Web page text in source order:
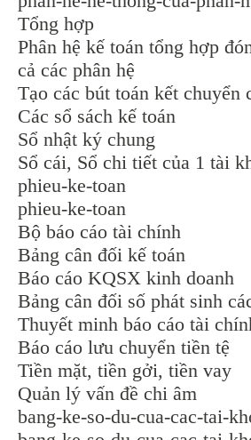
Tổng hợp
Phân hệ kế toán tổng hợp
cả các phân hệ
Tạo các bút toán kết chuyển
Các sổ sách kế toán
Sổ nhật ký chung
Sổ cái, Sổ chi tiết của 1 tài
phieu-ke-toan
phieu-ke-toan
Bộ báo cáo tài chính
Bảng cân đối kế toán
Báo cáo KQSX kinh doanh
Bảng cân đối số phát sinh
Thuyết minh báo cáo tài
Báo cáo lưu chuyển tiền tệ
Tiền mặt, tiền gởi, tiền vay
Quản lý vấn đề chi âm
bang-ke-so-du-cua-cac-tai-